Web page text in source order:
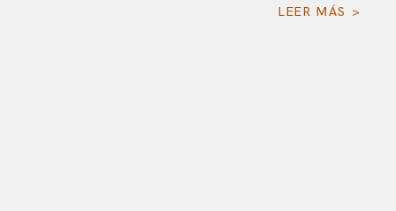
LEER MÁS >